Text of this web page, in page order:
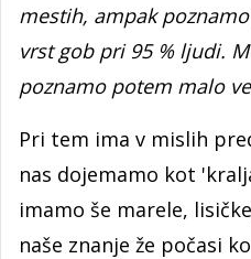
mestih, ampak
vrst gob pri 95 % ljudi.
poznamo potem malo
Pri tem ima v mislih
nas dojemamo kot
imamo še marele,
naše znanje že počasi